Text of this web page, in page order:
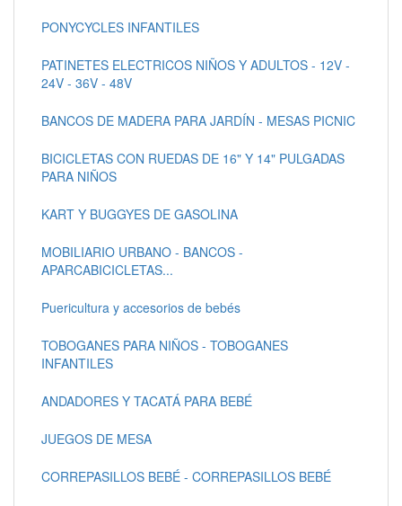
PONYCYCLES INFANTILES
PATINETES ELECTRICOS NIÑOS Y ADULTOS - 12V -
24V - 36V - 48V
BANCOS DE MADERA PARA JARDÍN - MESAS PICNIC
BICICLETAS CON RUEDAS DE 16" Y 14" PULGADAS
PARA NIÑOS
KART Y BUGGYES DE GASOLINA
MOBILIARIO URBANO - BANCOS -
APARCABICICLETAS...
Puericultura y accesorios de bebés
TOBOGANES PARA NIÑOS - TOBOGANES
INFANTILES
ANDADORES Y TACATÁ PARA BEBÉ
JUEGOS DE MESA
CORREPASILLOS BEBÉ - CORREPASILLOS BEBÉ